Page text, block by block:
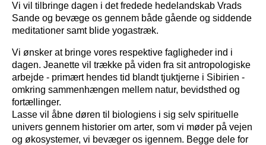
Vi vil tilbringe dagen i det fredede hedelandskab Vrads
Sande og bevæge os gennem både gående og siddende
meditationer samt blide yogastræk.
Vi ønsker at bringe vores respektive fagligheder ind i
dagen. Jeanette vil trække på viden fra sit antropologiske
arbejde - primært hendes tid blandt tjuktjerne i Sibirien -
omkring sammenhængen mellem natur, bevidsthed og
fortællinger.
Lasse vil åbne døren til biologiens i sig selv spirituelle
univers gennem historier om arter, som vi møder på vejen
og økosystemer, vi bevæger os igennem. Begge dele for